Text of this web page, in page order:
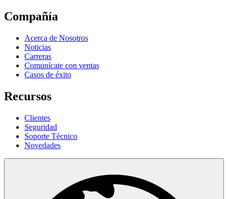
Compañía
Acerca de Nosotros
Noticias
Carreras
Comunícate con ventas
Casos de éxito
Recursos
Clientes
Seguridad
Soporte Técnico
Novedades